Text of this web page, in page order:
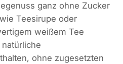
ganz ohne Zucker
Teesirupe oder
weißem Tee
ohne zugesetzten